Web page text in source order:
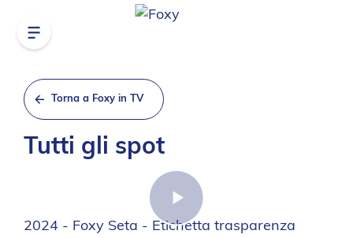
Torna a Foxy in TV
Tutti gli spot
2024 - Foxy Seta - Etichetta trasparenza